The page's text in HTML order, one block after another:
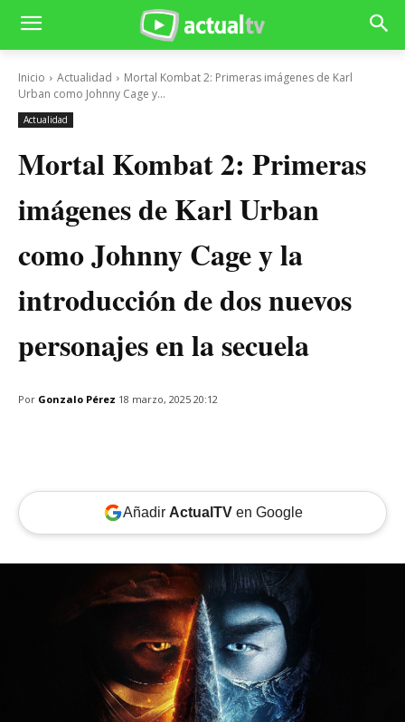
Inicio Actualidad
Mortal Kombat 2: Primeras imágenes de Karl
Urban como Johnny Cage y...
Actualidad
Mortal Kombat 2: Primeras
imágenes de Karl Urban
como Johnny Cage y la
introducción de dos nuevos
personajes en la secuela
Por Gonzalo Pérez 18 marzo, 2025 20:12
Añadir ActualTVen Google